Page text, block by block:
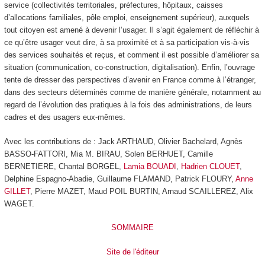
service (collectivités territoriales, préfectures, hôpitaux, caisses
d’allocations familiales, pôle emploi, enseignement supérieur), auxquels
tout citoyen est amené à devenir l’usager. Il s’agit également de réfléchir à
ce qu’être usager veut dire, à sa proximité et à sa participation vis-à-vis
des services souhaités et reçus, et comment il est possible d’améliorer sa
situation (communication, co-construction, digitalisation). Enfin, l’ouvrage
tente de dresser des perspectives d’avenir en France comme à l’étranger,
dans des secteurs déterminés comme de manière générale, notamment au
regard de l’évolution des pratiques à la fois des administrations, de leurs
cadres et des usagers eux-mêmes.
Avec les contributions de : Jack ARTHAUD, Olivier Bachelard, Agnès
BASSO-FATTORI, Mia M. BIRAU, Solen BERHUET, Camille
BERNETIERE, Chantal BORGEL, Lamia BOUADI Hadrien CLOUET,
Delphine Espagno-Abadie, Guillaume FLAMAND, Patrick FLOURY, Anne
GILLET, Pierre MAZET, Maud POIL BURTIN, Arnaud SCAILLEREZ, Alix
WAGET.
SOMMAIRE
Site de l'éditeur